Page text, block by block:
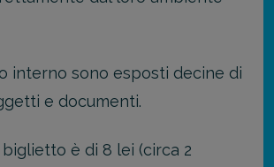
interno sono esposti decine di
e documenti.
è di 8 lei (circa 2